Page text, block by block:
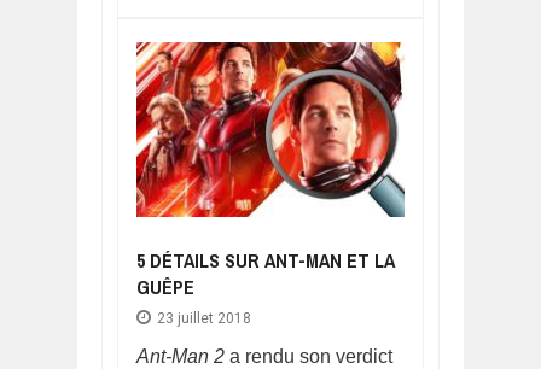
5 DÉTAILS SUR ANT-MAN ET LA
GUÊPE
23 juillet 2018
Ant-Man 2 a rendu son verdict